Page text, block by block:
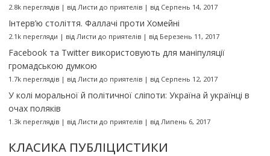
2.8k переглядів| від Листи до приятелів| від Серпень 14, 2017
Інтерв’ю століття. Фаллачі проти Хомейні
2.1k перегляди | від Листи до приятелів| від Березень 11, 2017
Facebook та Twitter використовують для маніпуляції
громадською думкою
1.7k переглядів| від Листи до приятелів| від Серпень 12, 2017
У колі моральної й політичної сліпоти: Україна й українці в
очах поляків
1.3k переглядів| від Листи до приятелів| від Липень 6, 2017
КЛАСИКА ПУБЛІЦИСТИКИ